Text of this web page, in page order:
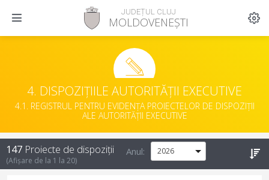
JUDEȚUL CLUJ
MOLDOVENEȘTI
4. DISPOZIȚIILE AUTORITĂȚII EXECUTIVE
4.1. REGISTRUL PENTRU EVIDENȚA PROIECTELOR DE DISPOZIȚII
ALE AUTORITĂȚII EXECUTIVE
147 Proiecte de dispoziții
(Afișare de la 1 la 20)
Anul: